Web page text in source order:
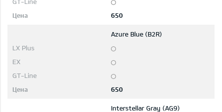
650
Azure Blue (B2R)
650
Interstellar Gray (AG9)